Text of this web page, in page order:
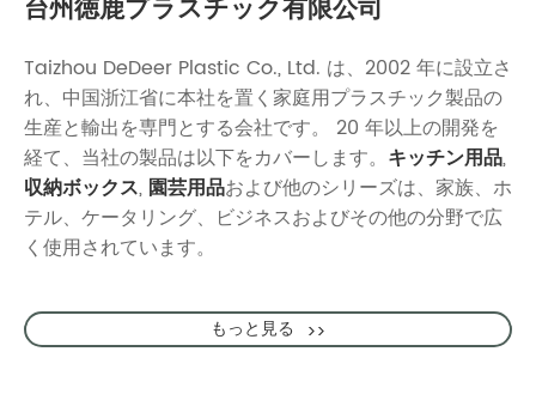
台州徳鹿プラスチック有限公司
Taizhou DeDeer Plastic Co., Ltd. は、2002 年に設立さ
れ、中国浙江省に本社を置く家庭用プラスチック製品の
生産と輸出を専門とする会社です。 20 年以上の開発を
経て、当社の製品は以下をカバーします。 キッチン用品,
収納ボックス, 園芸用品および他のシリーズは、家族、ホ
テル、ケータリング、ビジネスおよびその他の分野で広
く使用されています。
もっと見る >>